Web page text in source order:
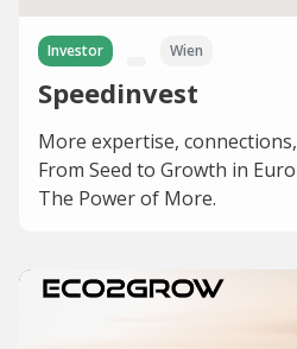
Investor Wien
Speedinvest
More expertise,
From Seed to Growth in
The Power of More.